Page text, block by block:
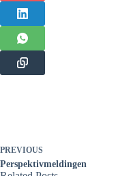
PREVIOUS
Perspektivmeldingen